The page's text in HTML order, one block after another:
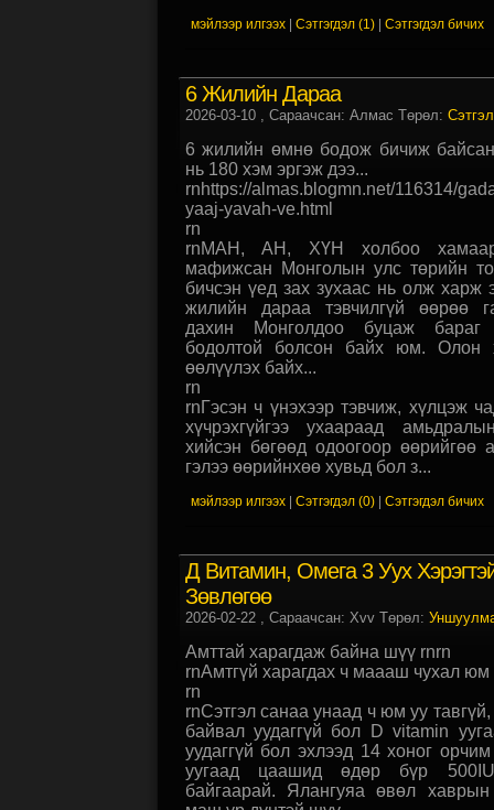
мэйлээр илгээх Сэтгэгдэл (1)| Сэтгэгдэл бичих
6 Жилийн Дараа
2026-03-10, Сараачсан: Алмас Төрөл:
6 жилийн өмнө бодож бичиж
нь 180 хэм эргэж дээ...
rnhttps://almas.blogmn.net/116314/
yaaj-yavah-ve.html
rn
rnМАН, АН, ХҮН холбоо
мафижсан Монголын улс төрийн
бичсэн үед зах зухаас нь олж харж
жилийн дараа тэвчилгүй өөрөө
дахин Монголдоо буцаж бараг
бодолтой болсон байх юм. Олон
өөлүүлэх байх...
rn
rnГэсэн ч үнэхээр тэвчиж, хүлцэж
хүчрэхгүйгээ ухаараад
хийсэн бөгөөд одоогоор өөрийгөө
гэлээ өөрийнхөө хувьд бол з...
мэйлээр илгээх Сэтгэгдэл (0)| Сэтгэгдэл бичих
Д Витамин, Омега 3 Уух
Зөвлөгөө
2026-02-22, Сараачсан: Xvv Төрөл:
Амттай харагдаж байна шүү rnrn
rnАмтгүй харагдах ч маааш чухал юм
rn
rnСэтгэл санаа унаад ч юм уу
байвал уудаггүй бол D vitamin
уудаггүй бол эхлээд 14 хоног
уугаад цаашид өдөр бүр
байгаарай. Ялангуяа өвөл хаврын